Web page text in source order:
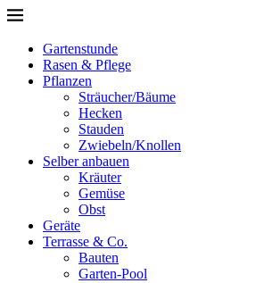
Gartenstunde
Rasen & Pflege
Pflanzen
Sträucher/Bäume
Hecken
Stauden
Zwiebeln/Knollen
Selber anbauen
Kräuter
Gemüse
Obst
Geräte
Terrasse & Co.
Bauten
Garten-Pool